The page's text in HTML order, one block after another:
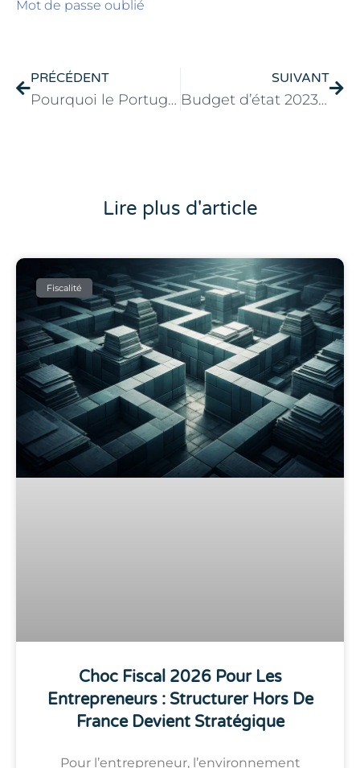
Mot de passe oublié
PRÉCÉDENT
Pourquoi le Portugal
SUIVANT
Budget d’état 2023: Amendements fiscaux
Lire plus d'article
Fiscalité
Choc Fiscal 2026 Pour Les
Entrepreneurs : Structurer Hors De
France Devient Stratégique
Pour l’entrepreneur, l’environnement